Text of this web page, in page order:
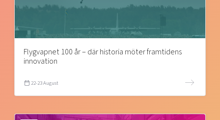
Flygvapnet 100 år – där historia möter framtidens
innovation
22-23 August